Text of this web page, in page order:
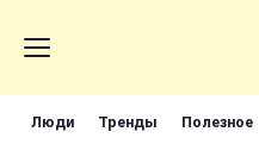
Люди Тренды Полезное